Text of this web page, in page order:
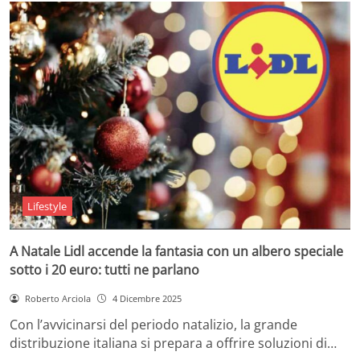
Lifestyle
A Natale Lidl accende la fantasia con un albero speciale
sotto i 20 euro: tutti ne parlano
Roberto Arciola 4 Dicembre 2025
Con l’avvicinarsi del periodo natalizio, la grande
distribuzione italiana si prepara a offrire soluzioni di…